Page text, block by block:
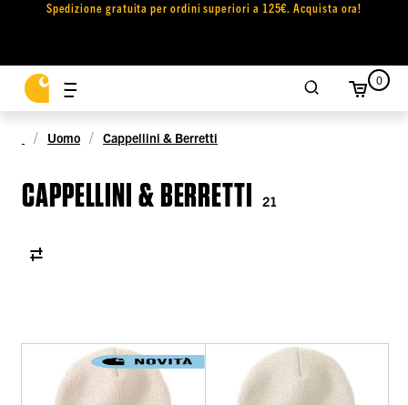
Spedizione gratuita per ordini superiori a 125€. Acquista ora!
0
Uomo Cappellini & Berretti
CAPPELLINI & BERRETTI 21